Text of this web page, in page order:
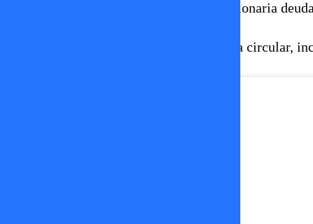
pública fue acusada de mantener una millonaria
Según los antecedentes que comenzaron a circular,